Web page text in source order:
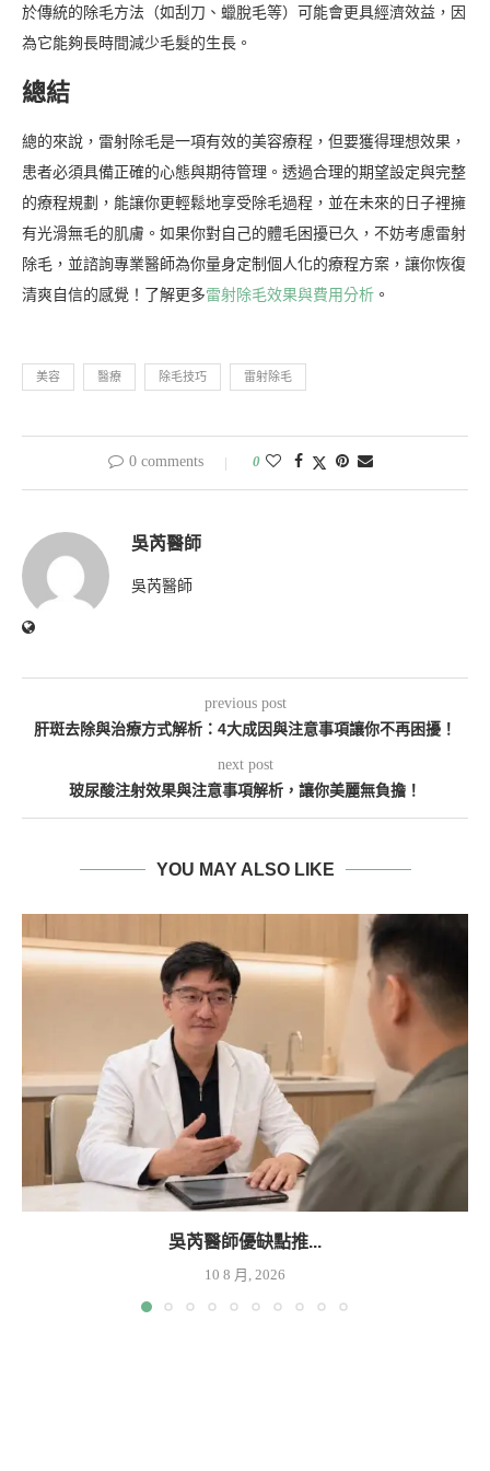
於傳統的除毛方法（如刮刀、蠟脫毛等）可能會更具經濟效益，因
為它能夠長時間減少毛髮的生長。
總結
總的來說，雷射除毛是一項有效的美容療程，但要獲得理想效果，
患者必須具備正確的心態與期待管理。透過合理的期望設定與完整
的療程規劃，能讓你更輕鬆地享受除毛過程，並在未來的日子裡擁
有光滑無毛的肌膚。如果你對自己的體毛困擾已久，不妨考慮雷射
除毛，並諮詢專業醫師為你量身定制個人化的療程方案，讓你恢復
清爽自信的感覺！了解更多雷射除毛效果與費用分析 。
美容 醫療 除毛技巧 雷射除毛
0 comments 0
吳芮醫師
吳芮醫師
previous post
肝斑去除與治療方式解析：4大成因與注意事項讓你不再困擾！
next post
玻尿酸注射效果與注意事項解析，讓你美麗無負擔！
YOU MAY ALSO LIKE
吳芮醫師優缺點推...
10 8 月, 2026